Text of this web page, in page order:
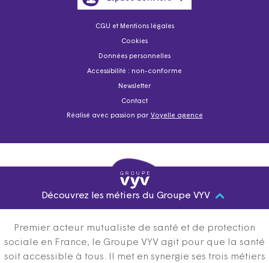
CGU et Mentions légales
Cookies
Données personnelles
Accessibilité : non-conforme
Newsletter
Contact
Réalisé avec passion par Voyelle agence
Découvrez les métiers du Groupe VYV
Premier acteur mutualiste de santé et de protection
sociale en France, le Groupe VYV agit pour que la santé
soit accessible à tous. Il met en synergie ses trois métiers